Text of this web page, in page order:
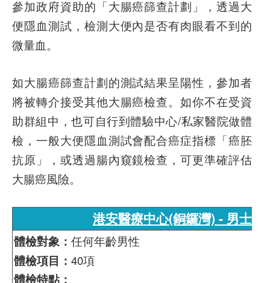
參加政府資助的「大腸癌篩查計劃」，透過大
便隱血測試，檢測大便內是否有肉眼看不到的
微量血。
如大腸癌篩查計劃的測試結果呈陽性，參加者
將被轉介接受其他大腸癌檢查。如你不在受資
助群組中，也可自行到體驗中心/私家醫院做體
檢，一般大便隱血測試會配合癌症指標「癌胚
抗原」，或透過腸內窺鏡檢查，可更準確評估
大腸癌風險。
港安醫療中心(銅鑼灣) - 男士健
體檢對象： 任何年齡男性
體檢項目： 40項
體檢特點：